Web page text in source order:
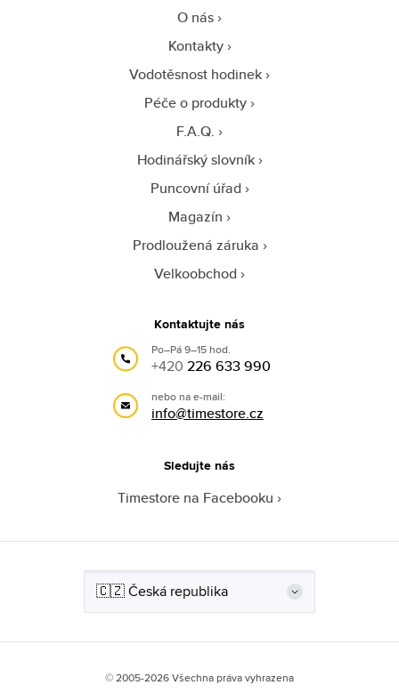
O nás
Kontakty
Vodotěsnost hodinek
Péče o produkty
F.A.Q.
Hodinářský slovník
Puncovní úřad
Magazín
Prodloužená záruka
Velkoobchod
Kontaktujte nás
Po–Pá 9–15 hod.
+420 226 633 990
nebo na e-mail:
info@timestore.cz
Sledujte nás
Timestore na Facebooku
© 2005-2026 Všechna práva vyhrazena